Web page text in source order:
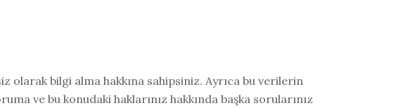
olarak bilgi alma hakkına sahipsiniz. Ayrıca bu verilerin
ve bu konudaki haklarınız hakkında başka sorularınız